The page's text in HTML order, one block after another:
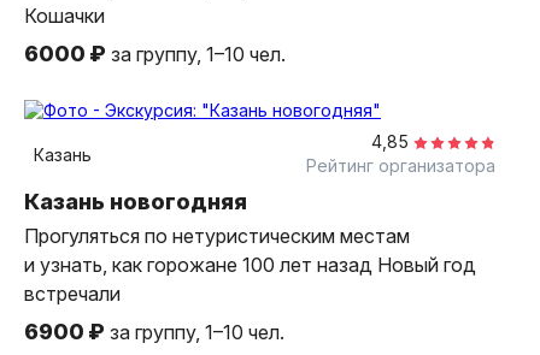
Кошачки
6000 ₽ за группу, 1–10 чел.
Казань
4,85
Рейтинг организатора
Казань новогодняя
Прогуляться по нетуристическим местам
и узнать, как горожане 100 лет назад Новый год
встречали
6900 ₽ за группу, 1–10 чел.